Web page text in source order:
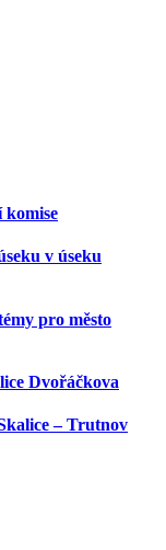
komise
v úseku
pro město
Dvořáčkova
– Trutnov